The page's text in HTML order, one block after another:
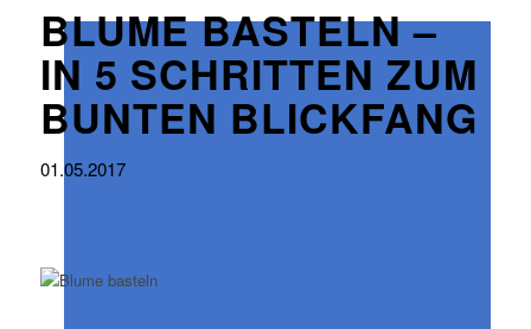
BLUME BASTELN –
IN 5 SCHRITTEN ZUM
BUNTEN BLICKFANG
01.05.2017